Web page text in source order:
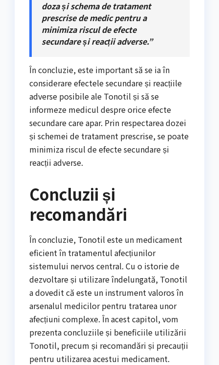
doza și schema de tratament
prescrise de medic pentru a
minimiza riscul de efecte
secundare și reacții adverse.”
În concluzie, este important să se ia în
considerare efectele secundare și reacțiile
adverse posibile ale Tonotil și să se
informeze medicul despre orice efecte
secundare care apar. Prin respectarea dozei
și schemei de tratament prescrise, se poate
minimiza riscul de efecte secundare și
reacții adverse.
Concluzii și
recomandări
În concluzie, Tonotil este un medicament
eficient în tratamentul afecțiunilor
sistemului nervos central. Cu o istorie de
dezvoltare și utilizare îndelungată, Tonotil
a dovedit că este un instrument valoros în
arsenalul medicilor pentru tratarea unor
afecțiuni complexe. În acest capitol, vom
prezenta concluziile și beneficiile utilizării
Tonotil, precum și recomandări și precauții
pentru utilizarea acestui medicament.